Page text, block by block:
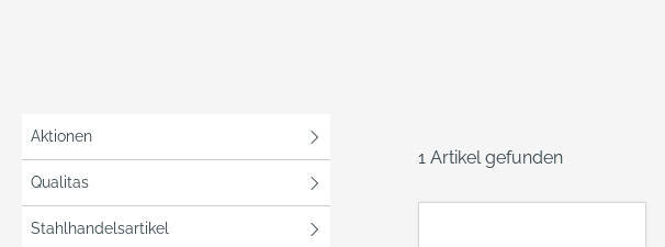
Aktionen
Qualitas
Stahlhandelsartikel
1 Artikel gefunden